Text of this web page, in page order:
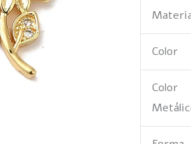
Color
Color
cúbico
cantidad